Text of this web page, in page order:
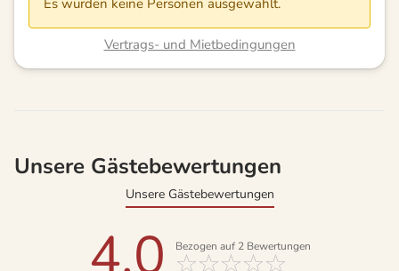
Vertrags- und Mietbedingungen
Unsere Gästebewertungen
Unsere Gästebewertungen
4,0 Bezogen auf 2Bewertungen